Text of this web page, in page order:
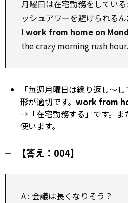
月曜日は在宅勤務をしている
ッシュアワーを避けられるん
I workfrom home on
the crazy morning rush hour.
「毎週月曜日は繰り返し～
形が適切です。 work from
→「在宅勤務する」です。ま
使います。
【答え：004】
A : 会議は長くなりそう？